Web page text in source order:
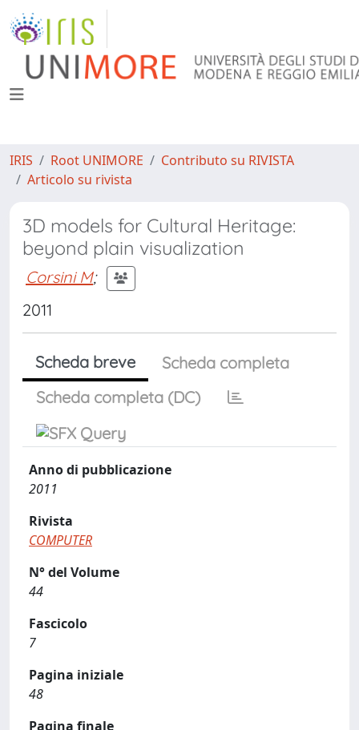
IRIS Root UNIMORE
Contributo su RIVISTA
Articolo su rivista
3D models for Cultural Heritage:
beyond plain visualization
Corsini M;
2011
Scheda breve
Scheda completa
Scheda completa (DC)
Anno di pubblicazione
2011
Rivista
COMPUTER
N° del Volume
44
Fascicolo
7
Pagina iniziale
48
Pagina finale